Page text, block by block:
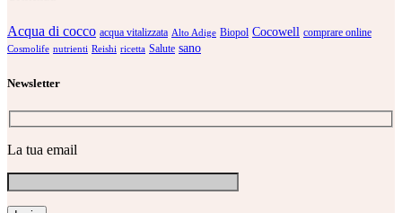
Acqua di cocco acqua vitalizzata Alto Adige Biopol Cocowell comprare online
Cosmolife nutrienti Reishi ricetta Salute sano
Newsletter
La tua email